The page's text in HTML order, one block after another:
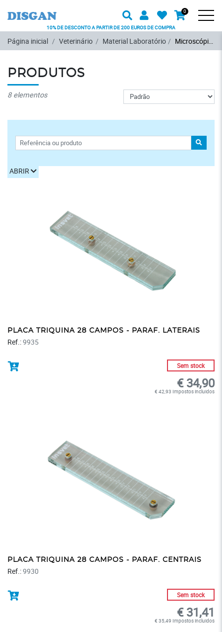
Ir para o conteúdo principal
10% DE DESCONTO A PARTIR DE 200 EUROS DE COMPRA
Procurar
UsuárioFavoritos
0
Produto
Página inicial Veterinário Material Laboratório Microscópios
PRODUTOS
8 elementos Pedido
FILTROS
ABRIR
PLACA TRIQUINA 28 CAMPOS - PARAF. LATERAIS
Ref.:9935
Sem stock
€ 34,90
€ 42,93 Impostos incluidos
PLACA TRIQUINA 28 CAMPOS - PARAF. CENTRAIS
Ref.:9930
Sem stock
€ 31,41
€ 35,49 Impostos incluidos